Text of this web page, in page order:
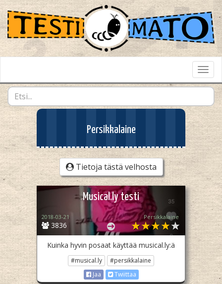
Persikkalaine
Tietoja tästä velhosta
Musical.ly testi
3836
2018-03-21 Persikkalaine
Kuinka hyvin posaat käyttää musical.ly:ä
#musical.ly
#persikkalaine
Jaa
Twiittaa